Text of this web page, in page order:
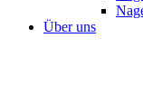
Über uns